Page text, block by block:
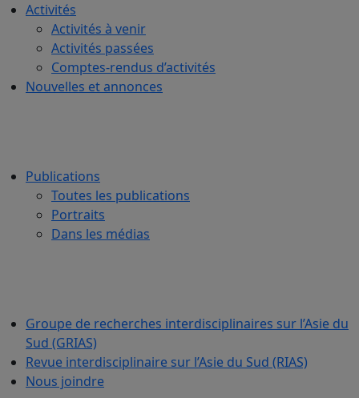
Activités
Activités à venir
Activités passées
Comptes-rendus d’activités
Nouvelles et annonces
Publications
Toutes les publications
Portraits
Dans les médias
Groupe de recherches interdisciplinaires sur l’Asie du
Sud (GRIAS)
Revue interdisciplinaire sur l’Asie du Sud (RIAS)
Nous joindre